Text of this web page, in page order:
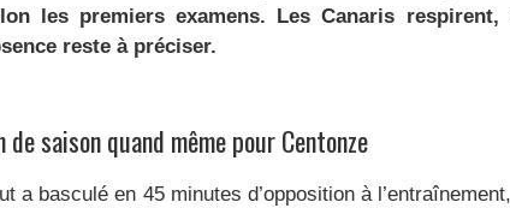
les premiers examens. Les Canaris
reste à préciser.
de saison quand même pour Centonze
a basculé en 45 minutes d’opposition à